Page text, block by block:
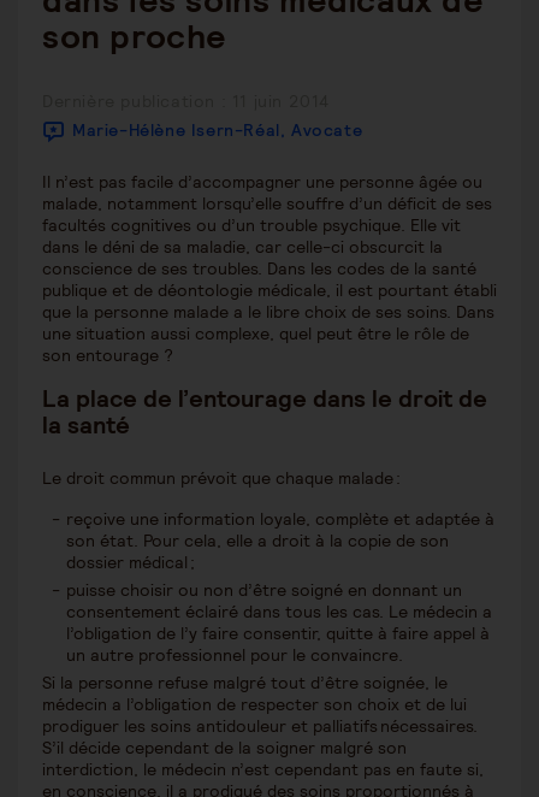
son proche
publiée :
Marie-Hélène Isern-Réal, Avocate
Il n’est pas facile d’accompagner une personne âgée ou
malade, notamment lorsqu’elle souffre d’un déficit de ses
facultés cognitives ou d’un trouble psychique. Elle vit
dans le déni de sa maladie, car celle-ci obscurcit la
conscience de ses troubles. Dans les codes de la santé
publique et de déontologie médicale, il est pourtant établi
que la personne malade a le libre choix de ses soins. Dans
une situation aussi complexe, quel peut être le rôle de
son entourage ?
La place de l’entourage dans le droit de
la santé
Le droit commun prévoit que chaque malade :
reçoive une information loyale, complète et adaptée à
son état. Pour cela, elle a droit à la copie de son
dossier médical ;
puisse choisir ou non d’être soigné en donnant un
consentement éclairé dans tous les cas. Le médecin a
l’obligation de l’y faire consentir, quitte à faire appel à
un autre professionnel pour le convaincre.
Si la personne refuse malgré tout d’être soignée, le
médecin a l’obligation de respecter son choix et de lui
prodiguer les soins antidouleur et palliatifs nécessaires.
S’il décide cependant de la soigner malgré son
interdiction, le médecin n’est cependant pas en faute si,
en conscience, il a prodigué des soins proportionnés à